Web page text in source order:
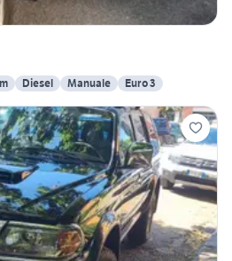
Diesel Manuale Euro 3